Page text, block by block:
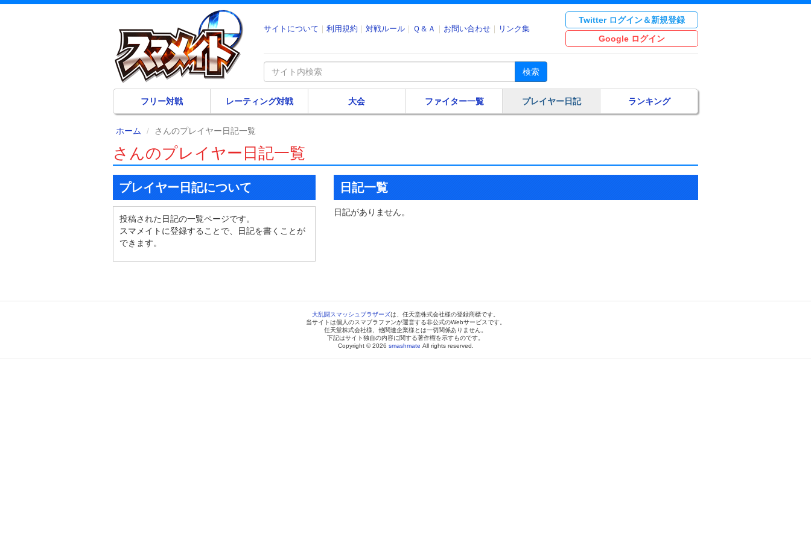
サイトについて 利用規約 対戦ルール Ｑ＆Ａ お問い合わせ リンク集
Twitter ログイン＆新規登録
Google ログイン
検索
フリー対戦 レーティング対戦 大会 ファイター一覧 プレイヤー日記 ランキング
ホーム さんのプレイヤー日記一覧
さんのプレイヤー日記一覧
プレイヤー日記について
投稿された日記の一覧ページです。
スマメイトに登録することで、日記を書くことが
できます。
日記一覧
日記がありません。
大乱闘スマッシュブラザーズは、任天堂株式会社様の登録商標です。
当サイトは個人のスマブラファンが運営する非公式のWebサービスです。
任天堂株式会社様、他関連企業様とは一切関係ありません。
下記はサイト独自の内容に関する著作権を示すものです。
Copyright © 2026 smashmate All rights reserved.